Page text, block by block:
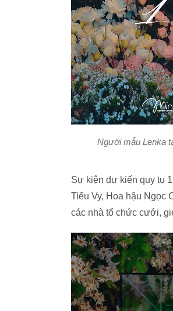
Người mẫu Lenka
Sự kiện dự kiến quy tụ
Tiểu Vy, Hoa hậu Ngọc
các nhà tổ chức cưới,